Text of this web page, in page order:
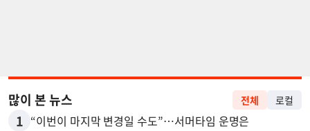
많이 본 뉴스 전체 로컬
1 “이번이 마지막 변경일 수도”…서머타임 운명은